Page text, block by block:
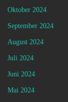
Oktober 2024
September 2024
August 2024
Juli 2024
Juni 2024
Mai 2024